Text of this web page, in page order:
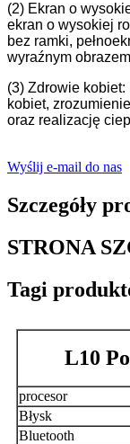
(2) Ekran o
ekran o wysokiej
bez ramki,
wyraźnym
(3) Zdrowie
kobiet,
oraz realizację
Wyślij e-mail do nas
Szczegóły
STRONA
Tagi
L10
procesor
Błysk
Bluetooth